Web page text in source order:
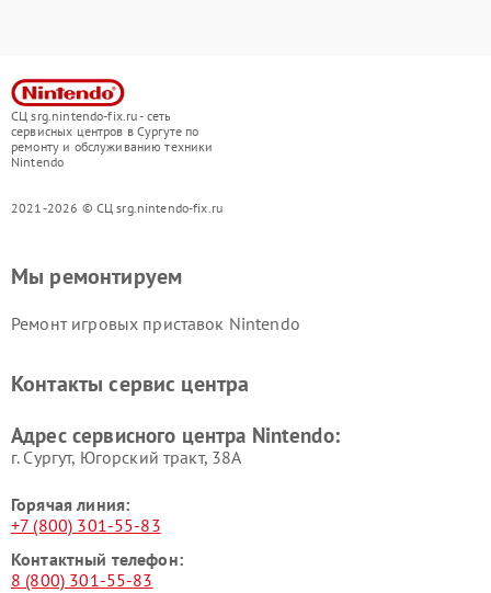
СЦ srg.nintendo-fix.ru - сеть
сервисных центров в Сургуте по
ремонту и обслуживанию техники
Nintendo
2021-2026 © СЦ srg.nintendo-fix.ru
Мы ремонтируем
Ремонт игровых приставок Nintendo
Контакты сервис центра
Адрес сервисного центра Nintendo:
г. Сургут, Югорский тракт, 38А
Горячая линия:
+7 (800) 301-55-83
Контактный телефон:
8 (800) 301-55-83